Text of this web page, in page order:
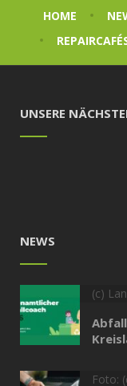
HOME
UNSERE
NEWS
(c)
Foto: